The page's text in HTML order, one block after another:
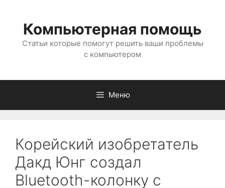
содержимому
Компьютерная помощь
Статьи которые помогут решить ваши проблемы
с компьютером
Меню
Корейский изобретатель
Дакд Юнг создал
Bluetooth-колонку с